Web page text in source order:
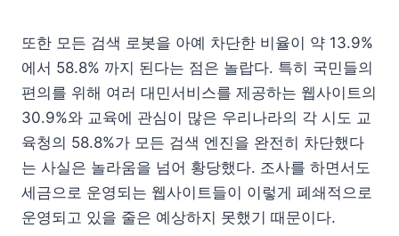
또한 모든 검색 로봇을 아예 차단한 비율이 약 13.9%
에서 58.8% 까지 된다는 점은 놀랍다. 특히 국민들의
편의를 위해 여러 대민서비스를 제공하는 웹사이트의
30.9%와 교육에 관심이 많은 우리나라의 각 시도 교
육청의 58.8%가 모든 검색 엔진을 완전히 차단했다
는 사실은 놀라움을 넘어 황당했다. 조사를 하면서도
세금으로 운영되는 웹사이트들이 이렇게 폐쇄적으로
운영되고 있을 줄은 예상하지 못했기 때문이다.